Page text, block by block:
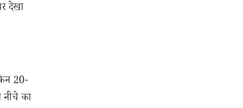
देखा
20-
का